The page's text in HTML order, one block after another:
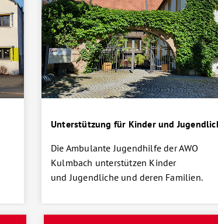
Unterstützung für Kinder und
Die Ambulante Jugendhilfe der AWO
Kulmbach unterstützen Kinder
und Jugendliche und deren Familien.